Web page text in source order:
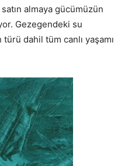
almaya gücümüzün
Gezegendeki su
türü dahil tüm canlı yaşamı